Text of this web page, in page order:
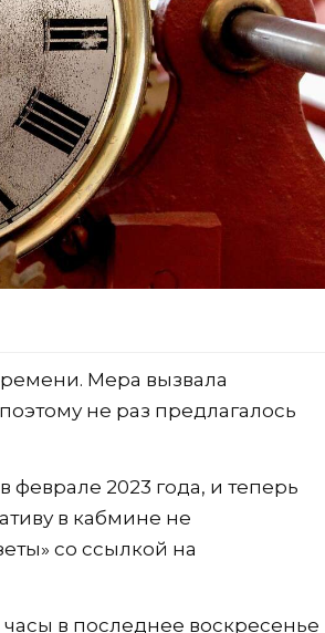
Мера вызвала
не раз предлагалось
2023 года, и теперь
в кабмине не
со ссылкой на
в последнее воскресенье